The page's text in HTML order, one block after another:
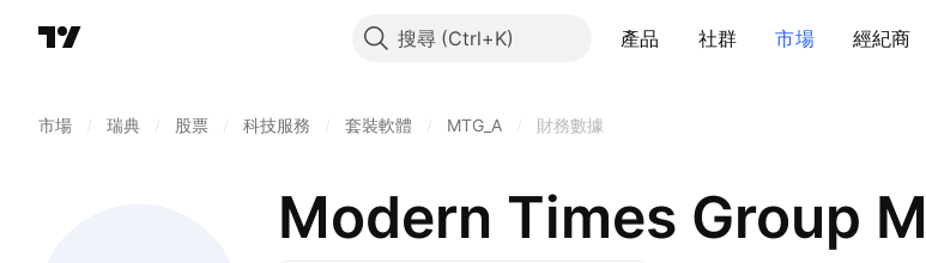
搜尋 產品 社群 市場 經紀商
市場 瑞典 股票 科技服務 套裝軟體 MTG_A 財務數據
Modern Times Group